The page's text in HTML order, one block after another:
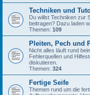
Techniken und
Du willst Techniken zur
beitragen? Dazu laden
Themen: 109
Pleiten, Pech und
Nicht alles läuft rund
Fehlerquellen und
diskutieren.
Themen: 324
Fertige Seife
Themen rund um die